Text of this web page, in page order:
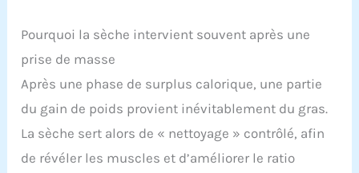
Pourquoi la sèche intervient souvent après une
prise de masse
Après une phase de surplus calorique, une partie
du gain de poids provient inévitablement du gras.
La sèche sert alors de « nettoyage » contrôlé, afin
de révéler les muscles et d’améliorer le ratio